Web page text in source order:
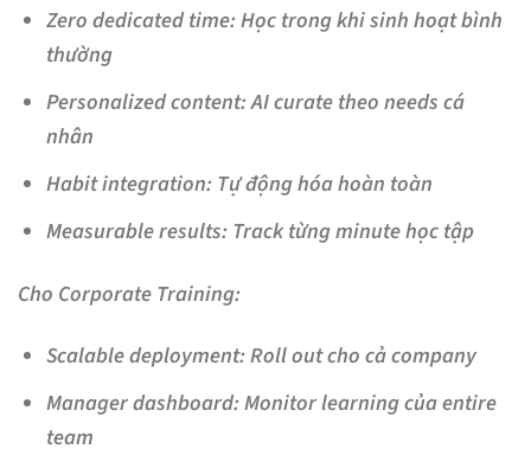
Zero dedicated time: Học trong khi sinh hoạt bình
thường
Personalized content: AI curate theo needs cá
nhân
Habit integration: Tự động hóa hoàn toàn
Measurable results: Track từng minute học tập
Cho Corporate Training:
Scalable deployment: Roll out cho cả company
Manager dashboard: Monitor learning của entire
team